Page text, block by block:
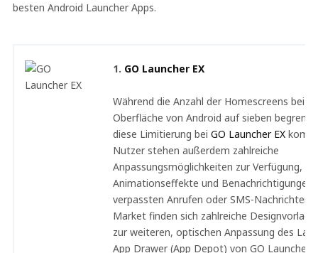
besten Android Launcher Apps.
1. GO Launcher EX
Während die Anzahl der Homescreens bei
Oberfläche von Android auf sieben
diese Limitierung bei GO Launcher EX
Nutzer stehen außerdem zahlreiche
Anpassungsmöglichkeiten zur Verfügung, u.
Animationseffekte und Benachrichtigungen
verpassten Anrufen oder SMS-
Market finden sich zahlreiche
zur weiteren, optischen Anpassung des
App Drawer (App Depot) von GO Launcher